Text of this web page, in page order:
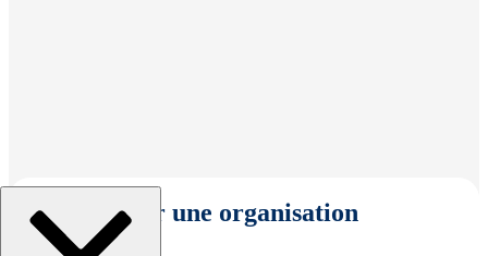
Sélectionner une organisation